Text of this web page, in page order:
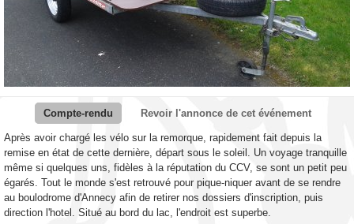
Compte-rendu Revoir l'annonce de cet événement
Après avoir chargé les vélo sur la remorque, rapidement fait depuis la
remise en état de cette dernière, départ sous le soleil. Un voyage tranquille
même si quelques uns, fidèles à la réputation du CCV, se sont un petit peu
égarés. Tout le monde s'est retrouvé pour pique-niquer avant de se rendre
au boulodrome d'Annecy afin de retirer nos dossiers d'inscription, puis
direction l'hotel. Situé au bord du lac, l'endroit est superbe.